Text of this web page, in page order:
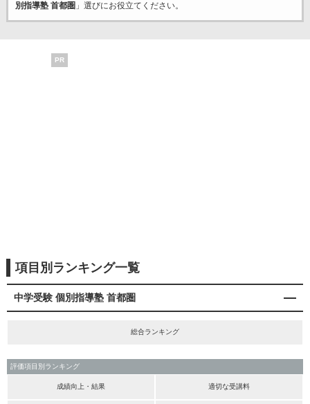
別指導塾 首都圏 」選びにお役立てください。
PR
項目別ランキング一覧
中学受験 個別指導塾 首都圏
総合ランキング
評価項目別ランキング
成績向上・結果 適切な受講料